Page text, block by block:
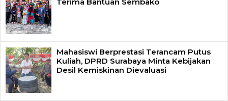
Mahasiswi Berprestasi Terancam Putus
Kuliah, DPRD Surabaya Minta Kebijakan
Desil Kemiskinan Dievaluasi